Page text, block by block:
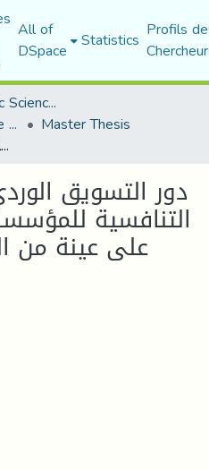
All of
DSpace Statistics Profils
Faculty of Economic Sciences, Commerce and Management Sciences
Department of Commerce Science Master Thesis
دور التسويق الوردي في تعزيز الميزة التنافسية للمؤسسات التجارية (دراسة على عينة من المؤسسات التجارية ولاية المسيلة)
دور التسويق
التنافسية
على عينة من